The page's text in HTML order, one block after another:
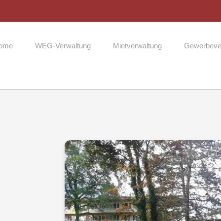
WEG-Verwaltung Mietverwaltung